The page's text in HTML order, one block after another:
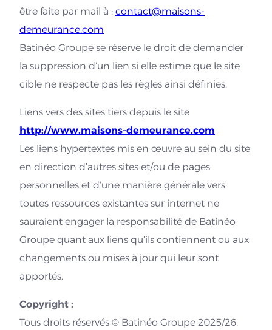
être faite par mail à : contact@maisons-
demeurance.com
Batinéo Groupe se réserve le droit de demander
la suppression d’un lien si elle estime que le site
cible ne respecte pas les règles ainsi définies.
Liens vers des sites tiers depuis le site
http://www.maisons-demeurance.com
Les liens hypertextes mis en œuvre au sein du site
en direction d’autres sites et/ou de pages
personnelles et d’une manière générale vers
toutes ressources existantes sur internet ne
sauraient engager la responsabilité de Batinéo
Groupe quant aux liens qu’ils contiennent ou aux
changements ou mises à jour qui leur sont
apportés.
Copyright :
Tous droits réservés © Batinéo Groupe 2025/26.